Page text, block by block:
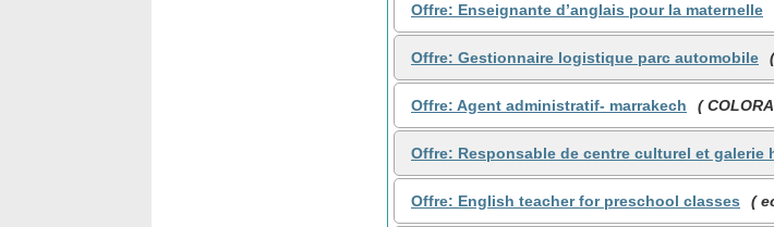
Offre: Enseignante d’anglais pour la maternelle
Offre: Gestionnaire logistique parc automobile
Offre: Agent administratif- marrakech (
Offre: Responsable de centre culturel et galerie
Offre: English teacher for preschool classes (